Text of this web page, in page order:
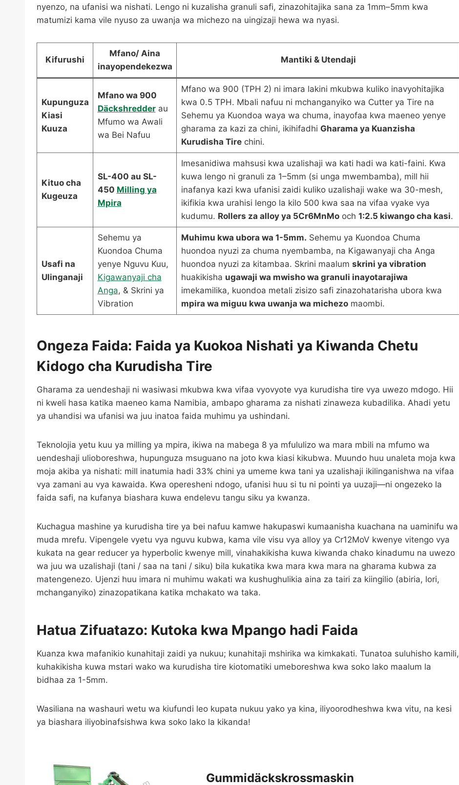
nyenzo, na ufanisi wa nishati. Lengo ni kuzalisha granuli safi, zinazohitajika sana za 1mm–5mm kwa
matumizi kama vile nyuso za uwanja wa michezo na uingizaji hewa wa nyasi.
Kifurushi
Mfano/ Aina
inayopendekezwa
Mantiki & Utendaji
Kupunguza
Kiasi
Kuuza
Mfano wa 900
Däckshredderau
Mfumo wa Awali
wa Bei Nafuu
Mfano wa 900 (TPH 2) ni imara lakini mkubwa kuliko inavyohitajika
kwa 0.5 TPH. Mbali nafuu ni mchanganyiko wa Cutter ya Tire na
Sehemu ya Kuondoa waya wa chuma, inayofaa kwa maeneo yenye
gharama za kazi za chini, ikihifadhi Gharama ya Kuanzisha
Kurudisha Tirechini.
Kituo cha
Kugeuza
SL-400 au SL-
450 Milling ya
Mpira
Imesanidiwa mahsusi kwa uzalishaji wa kati hadi wa kati-faini. Kwa
kuwa lengo ni granuli za 1–5mm (si unga mwembamba), mill hii
inafanya kazi kwa ufanisi zaidi kuliko uzalishaji wake wa 30-mesh,
ikifikia kwa urahisi lengo la kilo 500 kwa saa na vifaa vyake vya
kudumu. Rollers za alloy ya 5Cr6MnMooch 1:2.5 kiwango cha kasi.
Usafi na
Ulinganaji
Sehemu ya
Kuondoa Chuma
yenye Nguvu Kuu,
Kigawanyaji cha
Anga, & Skrini ya
Vibration
Muhimu kwa ubora wa 1-5mm. Sehemu ya Kuondoa Chuma
huondoa nyuzi za chuma nyembamba, na Kigawanyaji cha Anga
huondoa nyuzi za kitambaa. Skrini maalum skrini ya vibration
huakikisha ugawaji wa mwisho wa granuli inayotarajiwa
imekamilika, kuondoa metali zisizo safi zinazohatarisha ubora kwa
mpira wa miguu kwa uwanja wa michezomaombi.
Ongeza Faida: Faida ya Kuokoa Nishati ya Kiwanda Chetu
Kidogo cha Kurudisha Tire
Gharama za uendeshaji ni wasiwasi mkubwa kwa vifaa vyovyote vya kurudisha tire vya uwezo mdogo. Hii
ni kweli hasa katika maeneo kama Namibia, ambapo gharama za nishati zinaweza kubadilika. Ahadi yetu
ya uhandisi wa ufanisi wa juu inatoa faida muhimu ya ushindani.
Teknolojia yetu kuu ya milling ya mpira, ikiwa na mabega 8 ya mfululizo wa mara mbili na mfumo wa
uendeshaji ulioboreshwa, hupunguza msuguano na joto kwa kiasi kikubwa. Muundo huu unaleta moja kwa
moja akiba ya nishati: mill inatumia hadi 33% chini ya umeme kwa tani ya uzalishaji ikilinganishwa na vifaa
vya zamani au vya kawaida. Kwa operesheni ndogo, ufanisi huu si tu ni pointi ya uuzaji—ni ongezeko la
faida safi, na kufanya biashara kuwa endelevu tangu siku ya kwanza.
Kuchagua mashine ya kurudisha tire ya bei nafuu kamwe hakupaswi kumaanisha kuachana na uaminifu wa
muda mrefu. Vipengele vyetu vya nguvu kubwa, kama vile visu vya alloy ya Cr12MoV kwenye vitengo vya
kukata na gear reducer ya hyperbolic kwenye mill, vinahakikisha kuwa kiwanda chako kinadumu na uwezo
wa juu wa uzalishaji (tani / saa na tani / siku) bila kukatika kwa mara kwa mara na gharama kubwa za
matengenezo. Ujenzi huu imara ni muhimu wakati wa kushughulikia aina za tairi za kiingilio (abiria, lori,
mchanganyiko) zinazopatikana katika mchakato wa taka.
Hatua Zifuatazo: Kutoka kwa Mpango hadi Faida
Kuanza kwa mafanikio kunahitaji zaidi ya nukuu; kunahitaji mshirika wa kimkakati. Tunatoa suluhisho kamili,
kuhakikisha kuwa mstari wako wa kurudisha tire kiotomatiki umeboreshwa kwa soko lako maalum la
bidhaa za 1-5mm.
Wasiliana na washauri wetu wa kiufundi leo kupata nukuu yako ya kina, iliyoorodheshwa kwa vitu, na kesi
ya biashara iliyobinafsishwa kwa soko lako la kikanda!
Gummidäckskrossmaskin